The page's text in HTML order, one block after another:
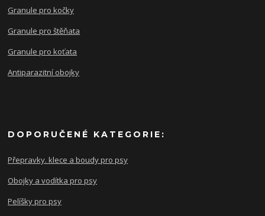
Granule pro kočky
Granule pro štěňata
Granule pro koťata
Antiparazitní obojky
DOPORUČENÉ KATEGORIE:
Přepravky. klece a boudy pro psy
Obojky a vodítka pro psy
Pelíšky pro psy